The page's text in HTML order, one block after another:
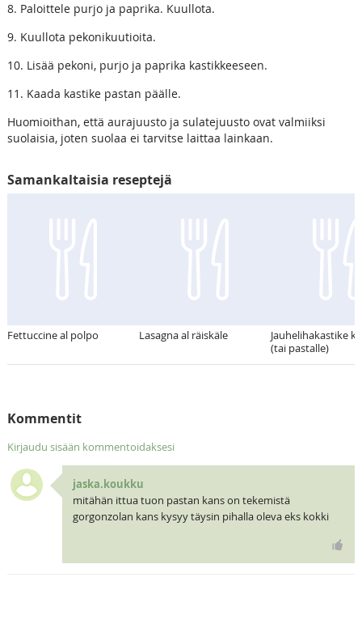
8. Paloittele purjo ja paprika. Kuullota.
9. Kuullota pekonikuutioita.
10. Lisää pekoni, purjo ja paprika kastikkeeseen.
11. Kaada kastike pastan päälle.
Huomioithan, että aurajuusto ja sulatejuusto ovat valmiiksi
suolaisia, joten suolaa ei tarvitse laittaa lainkaan.
Samankaltaisia reseptejä
Fettuccine al polpo Lasagna al räiskäle
Jauhelihakastike
(tai pastalle)
Kommentit
Kirjaudu sisään kommentoidaksesi
jaska.koukku
mitähän ittua tuon pastan kans on tekemistä
gorgonzolan kans kysyy täysin pihalla oleva eks kokki